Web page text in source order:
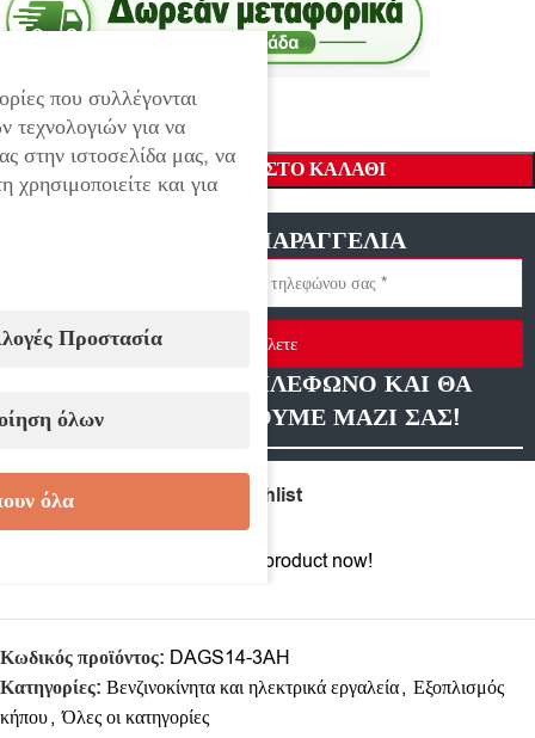
ΠΡΟΣΘΉΚΗ ΣΤΟ ΚΑΛΆΘΙ
ΓΡΗΓΟΡΗ ΠΑΡΑΓΓΕΛΙΑ
Στείλετε
ΑΦΗΣΤΕ ΜΑΣ ΤΗΛΕΦΩΝΟ ΚΑΙ ΘΑ
ΕΠΙΚΟΙΝΩΝΗΣΟΥΜΕ ΜΑΖΙ ΣΑΣ!
Compare Add to wishlist
People watching this product now!
Κωδικός προϊόντος: DAGS14-3AH
Κατηγορίες: Βενζινοκίνητα και ηλεκτρικά εργαλεία, Εξοπλισμός
κήπου, Όλες οι κατηγορίες
που συλλέγονται
για να
στην ιστοσελίδα μας, να
και για
Προστασία
όλων
όλα